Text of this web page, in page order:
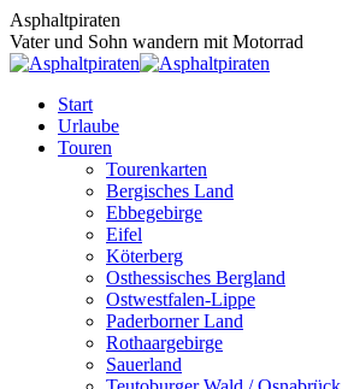
Zum
Inhalt
springen
Asphaltpiraten
Vater und Sohn wandern mit Motorrad
Start
Urlaube
Touren
Tourenkarten
Bergisches Land
Ebbegebirge
Eifel
Köterberg
Osthessisches Bergland
Ostwestfalen-Lippe
Paderborner Land
Rothaargebirge
Sauerland